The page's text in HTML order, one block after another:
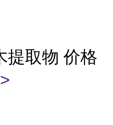
提取物 价格